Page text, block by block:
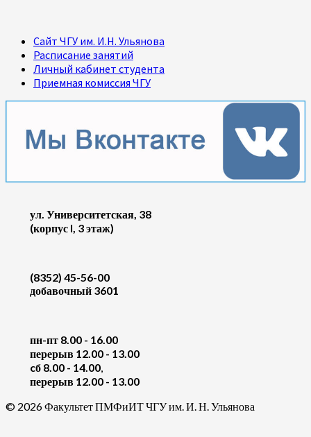
Сайт ЧГУ им. И.Н. Ульянова
Расписание занятий
Личный кабинет студента
Приемная комиссия ЧГУ
ул. Университетская, 38
(корпус I, 3 этаж)
(8352) 45-56-00
добавочный 3601
пн-пт 8.00 - 16.00
перерыв 12.00 - 13.00
cб 8.00 - 14.00,
перерыв 12.00 - 13.00
© 2026 Факультет ПМФиИТ ЧГУ им. И. Н. Ульянова